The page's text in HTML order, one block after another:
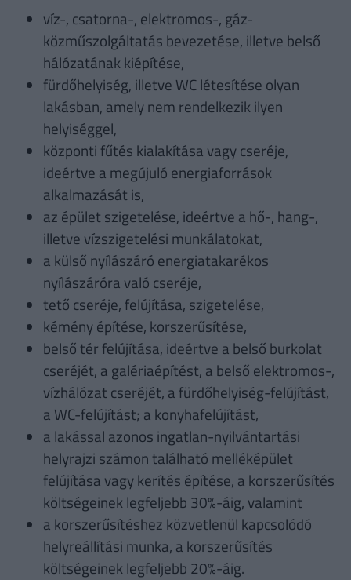
víz-, csatorna-, elektromos-, gáz-
közműszolgáltatás bevezetése, illetve belső
hálózatának kiépítése,
fürdőhelyiség, illetve WC létesítése olyan
lakásban, amely nem rendelkezik ilyen
helyiséggel,
központi fűtés kialakítása vagy cseréje,
ideértve a megújuló energiaforrások
alkalmazását is,
az épület szigetelése, ideértve a hő-, hang-,
illetve vízszigetelési munkálatokat,
a külső nyílászáró energiatakarékos
nyílászáróra való cseréje,
tető cseréje, felújítása, szigetelése,
kémény építése, korszerűsítése,
belső tér felújítása, ideértve a belső burkolat
cseréjét, a galériaépítést, a belső elektromos-,
vízhálózat cseréjét, a fürdőhelyiség-felújítást,
a WC-felújítást; a konyhafelújítást,
a lakással azonos ingatlan-nyilvántartási
helyrajzi számon található melléképület
felújítása vagy kerítés építése, a korszerűsítés
költségeinek legfeljebb 30%-áig, valamint
a korszerűsítéshez közvetlenül kapcsolódó
helyreállítási munka, a korszerűsítés
költségeinek legfeljebb 20%-áig.